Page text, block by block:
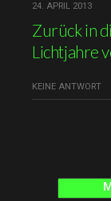
24. APRIL 2013
Zurück in
Lichtjahre
KEINE ANTWORT